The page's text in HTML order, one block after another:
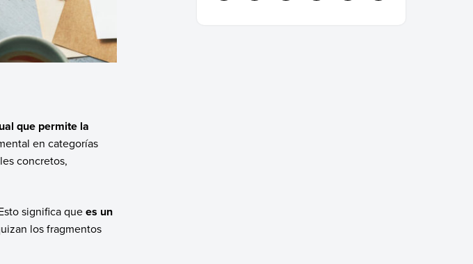
que permite la
en categorías
concretos,
significa quees un
los fragmentos